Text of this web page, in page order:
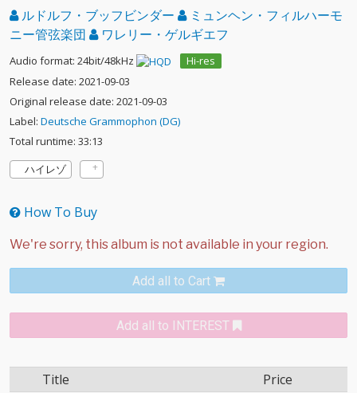
ルドルフ・ブッフビンダー
ミュンヘン・フィルハーモ
ニー管弦楽団
ワレリー・ゲルギエフ
Audio format: 24bit/48kHz
Hi-res
Release date: 2021-09-03
Original release date: 2021-09-03
Label: Deutsche Grammophon (DG)
Total runtime: 33:13
ハイレゾ
How To Buy
Add all to Cart
Add all to INTEREST
Title Price